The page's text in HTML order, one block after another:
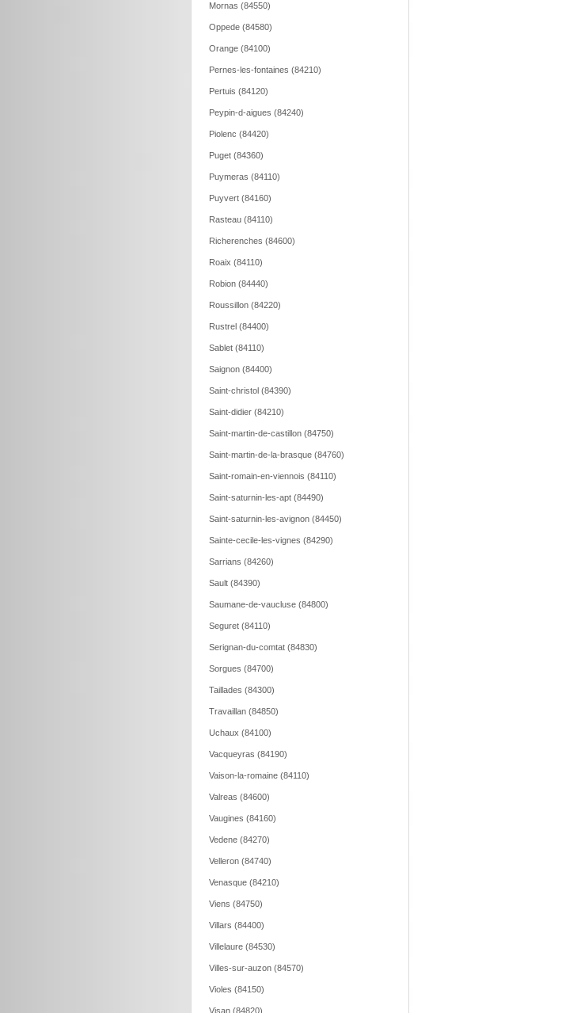
Mornas (84550)
Oppede (84580)
Orange (84100)
Pernes-les-fontaines (84210)
Pertuis (84120)
Peypin-d-aigues (84240)
Piolenc (84420)
Puget (84360)
Puymeras (84110)
Puyvert (84160)
Rasteau (84110)
Richerenches (84600)
Roaix (84110)
Robion (84440)
Roussillon (84220)
Rustrel (84400)
Sablet (84110)
Saignon (84400)
Saint-christol (84390)
Saint-didier (84210)
Saint-martin-de-castillon (84750)
Saint-martin-de-la-brasque (84760)
Saint-romain-en-viennois (84110)
Saint-saturnin-les-apt (84490)
Saint-saturnin-les-avignon (84450)
Sainte-cecile-les-vignes (84290)
Sarrians (84260)
Sault (84390)
Saumane-de-vaucluse (84800)
Seguret (84110)
Serignan-du-comtat (84830)
Sorgues (84700)
Taillades (84300)
Travaillan (84850)
Uchaux (84100)
Vacqueyras (84190)
Vaison-la-romaine (84110)
Valreas (84600)
Vaugines (84160)
Vedene (84270)
Velleron (84740)
Venasque (84210)
Viens (84750)
Villars (84400)
Villelaure (84530)
Villes-sur-auzon (84570)
Violes (84150)
Visan (84820)